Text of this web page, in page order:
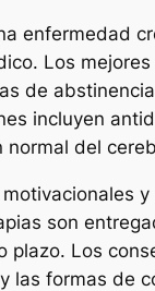
enfermedad
Los
de
incluyen
normal del
son
plazo. Los
las formas de